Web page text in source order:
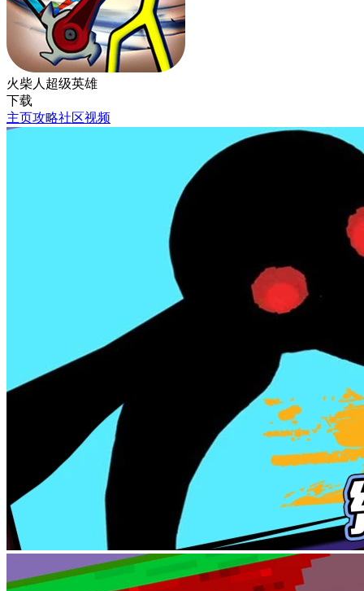
火柴人超级英雄
下载
主页攻略社区视频